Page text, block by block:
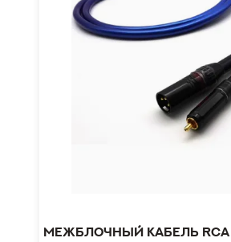
Межблочный кабель RCA